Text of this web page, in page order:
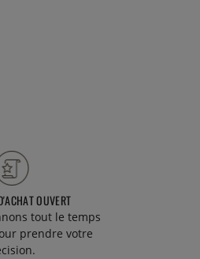
OUVERT
tout le temps
prendre votre